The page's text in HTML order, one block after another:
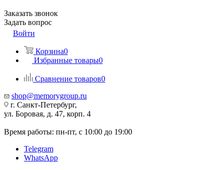
Заказать звонок
Задать вопрос
Войти
Корзина0
Избранные товары0
Сравнение товаров0
shop@memorygroup.ru
г. Санкт-Петербург,
ул. Боровая, д. 47, корп. 4
Время работы: пн-пт, с 10:00 до 19:00
Telegram
WhatsApp